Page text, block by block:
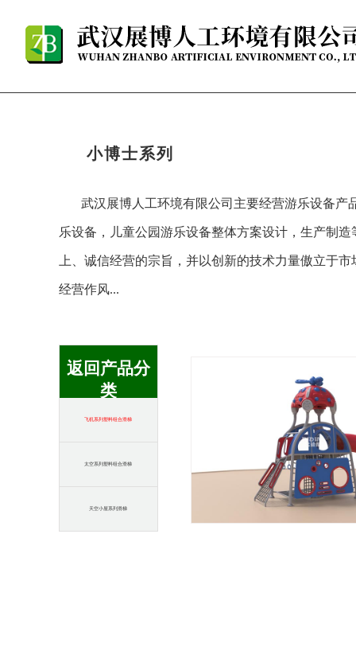
小博士系列
武汉展博人工环境有限公司主要经营游乐设备
乐设备，儿童公园游乐设备整体方案设计，生产制
上、诚信经营的宗旨，并以创新的技术力量傲立于市
经营作风...
返回产品分
类
飞机系列塑料组合滑梯
太空系列塑料组合滑梯
天空小屋系列滑梯